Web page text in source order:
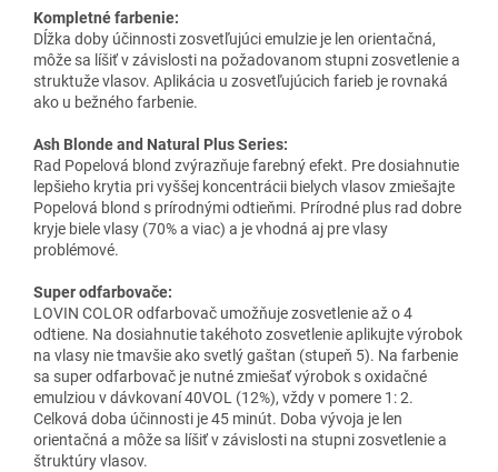
Kompletné farbenie:
Dĺžka doby účinnosti zosvetľujúci emulzie je len orientačná,
môže sa líšiť v závislosti na požadovanom stupni zosvetlenie a
struktuže vlasov. Aplikácia u zosvetľujúcich farieb je rovnaká
ako u bežného farbenie.
Ash Blonde and Natural Plus Series:
Rad Popelová blond zvýrazňuje farebný efekt. Pre dosiahnutie
lepšieho krytia pri vyššej koncentrácii bielych vlasov zmiešajte
Popelová blond s prírodnými odtieňmi. Prírodné plus rad dobre
kryje biele vlasy (70% a viac) a je vhodná aj pre vlasy
problémové.
Super odfarbovače:
LOVIN COLOR odfarbovač umožňuje zosvetlenie až o 4
odtiene. Na dosiahnutie takéhoto zosvetlenie aplikujte výrobok
na vlasy nie tmavšie ako svetlý gaštan (stupeň 5). Na farbenie
sa super odfarbovač je nutné zmiešať výrobok s oxidačné
emulziou v dávkovaní 40VOL (12%), vždy v pomere 1: 2.
Celková doba účinnosti je 45 minút. Doba vývoja je len
orientačná a môže sa líšiť v závislosti na stupni zosvetlenie a
štruktúry vlasov.